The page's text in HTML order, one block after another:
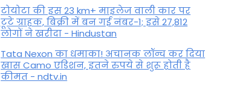
टोयोटा की इस 23 km+ माइलेज वाली कार पर
टूटे ग्राहक, बिक्री में बन गई नंबर-1; इसे 27,812
लोगों ने खरीदा - Hindustan
Tata Nexon का धमाका! अचानक लॉन्च कर दिया
खास Camo एडिशन, इतने रुपये से शुरू होती है
कीमत - ndtv.in